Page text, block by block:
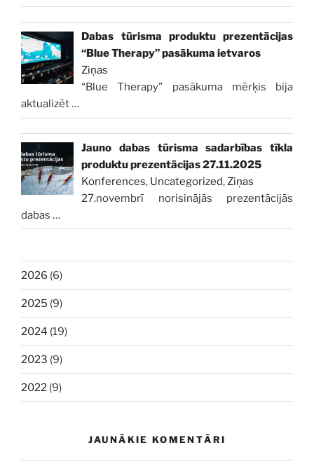
Dabas tūrisma produktu prezentācijas
“Blue Therapy” pasākuma ietvaros
Ziņas
“Blue Therapy” pasākuma mērķis bija
aktualizēt…
Jauno dabas tūrisma sadarbības tīkla
produktu prezentācijas 27.11.2025
Konferences, Uncategorized, Ziņas
27.novembrī norisinājās prezentācijās
dabas …
2026 (6)
2025 (9)
2024 (19)
2023 (9)
2022 (9)
JAUNĀKIE KOMENTĀRI